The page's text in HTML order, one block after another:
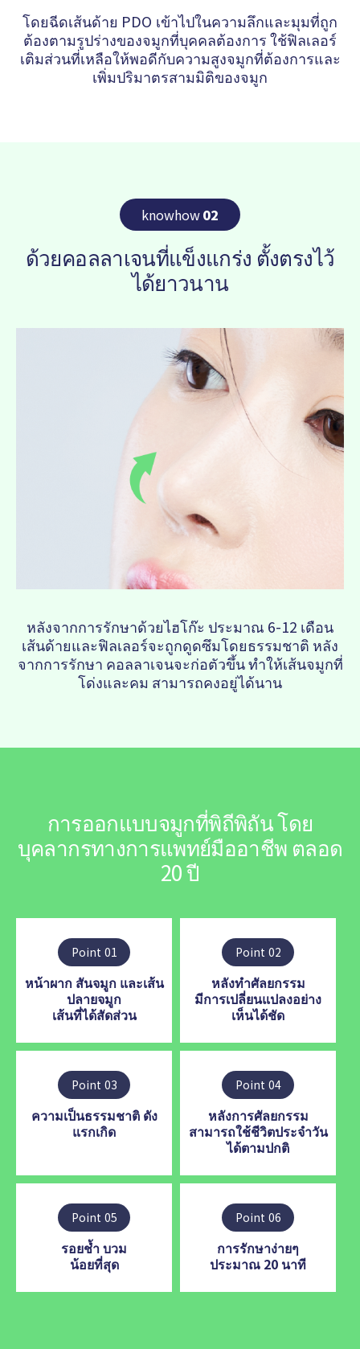
โดยฉีดเส้นด้าย PDO เข้าไปในความลึกและมุมที่ถูก
ต้องตามรูปร่างของจมูกที่บุคคลต้องการ ใช้ฟิลเลอร์
เติมส่วนที่เหลือให้พอดีกับความสูงจมูกที่ต้องการและ
เพิ่มปริมาตรสามมิติของจมูก
knowhow02
ด้วยคอลลาเจนที่แข็งแกร่ง ตั้งตรงไว้
ได้ยาวนาน
หลังจากการรักษาด้วยไฮโก๊ะ ประมาณ 6-12 เดือน
เส้นด้ายและฟิลเลอร์จะถูกดูดซึมโดยธรรมชาติ หลัง
จากการรักษา คอลลาเจนจะก่อตัวขึ้น ทำให้เส้นจมูกที่
โด่งและคม สามารถคงอยู่ได้นาน
การออกแบบจมูกที่พิถีพิถัน โดย
บุคลากรทางการแพทย์มืออาชีพ ตลอด
20 ปี
Point 01
หน้าผาก สันจมูก และเส้น
ปลายจมูก
เส้นที่ได้สัดส่วน
Point 02
หลังทำศัลยกรรม
มีการเปลี่ยนแปลงอย่าง
เห็นได้ชัด
Point 03
ความเป็นธรรมชาติ ดัง
แรกเกิด
Point 04
หลังการศัลยกรรม
สามารถใช้ชีวิตประจำวัน
ได้ตามปกติ
Point 05
รอยช้ำ บวม
น้อยที่สุด
Point 06
การรักษาง่ายๆ
ประมาณ 20 นาที